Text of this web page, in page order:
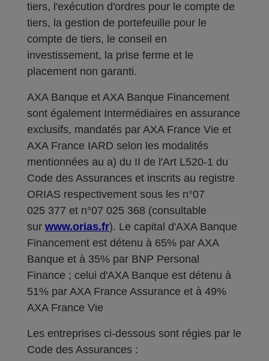
tiers, l'exécution d'ordres pour le compte de
tiers, la gestion de portefeuille pour le
compte de tiers, le conseil en
investissement, la prise ferme et le
placement non garanti.
AXA Banque et AXA Banque Financement
sont également Intermédiaires en assurance
exclusifs, mandatés par AXA France Vie et
AXA France IARD selon les modalités
mentionnées au a) du II de l'Art L520-1 du
Code des Assurances et inscrits au registre
ORIAS respectivement sous les n°07
025 377 et n°07 025 368 (consultable
sur www.orias.fr). Le capital d'AXA Banque
Financement est détenu à 65% par AXA
Banque et à 35% par BNP Personal
Finance ; celui d'AXA Banque est détenu à
51% par AXA France Assurance et à 49%
AXA France Vie
Les entreprises ci-dessous sont régies par le
Code des Assurances :